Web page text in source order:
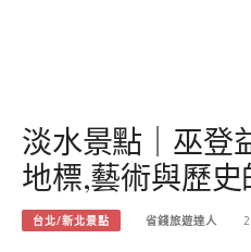
淡水景點｜巫登
地標,藝術與歷史
台北/新北景點 省錢旅遊達人